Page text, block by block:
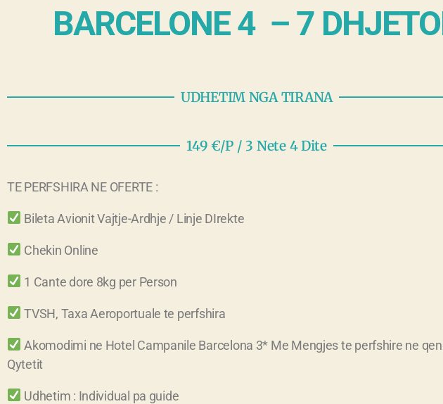
BARCELONE 4 – 7
UDHETIM NGA TIRANA
149 €/P / 3 Nete 4 Dite
TE PERFSHIRA NE OFERTE :
Bileta Avionit Vajtje-Ardhje / Linje DIrekte
Chekin Online
1 Cante dore 8kg per Person
TVSH, Taxa Aeroportuale te perfshira
Akomodimi ne Hotel Campanile Barcelona 3* Me Mengjes te perfshire ne
Qytetit
Udhetim : Individual pa guide